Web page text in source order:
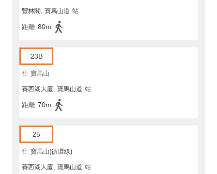
豐林閣, 寶馬山道 站
距離 80m
23B
往 寶馬山
賽西湖大廈, 寶馬山道 站
距離 70m
25
往 寶馬山(循環線)
賽西湖大廈, 寶馬山道 站